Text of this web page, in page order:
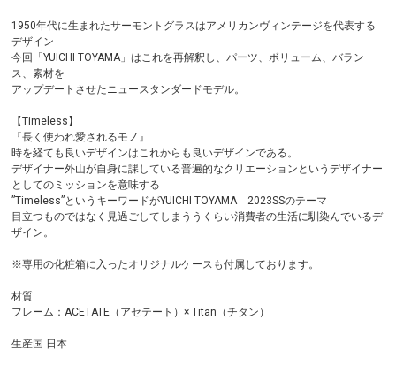
1950年代に生まれたサーモントグラスはアメリカンヴィンテージを代表する
デザイン
今回「YUICHI TOYAMA」はこれを再解釈し、パーツ、ボリューム、バラン
ス、素材を
アップデートさせたニュースタンダードモデル。
【Timeless】
『長く使われ愛されるモノ』
時を経ても良いデザインはこれからも良いデザインである。
デザイナー外山が自身に課している普遍的なクリエーションというデザイナー
としてのミッションを意味する
”Timeless”というキーワードがYUICHI TOYAMA 2023SSのテーマ
目立つものではなく見過ごしてしまううくらい消費者の生活に馴染んでいるデ
ザイン。
※専用の化粧箱に入ったオリジナルケースも付属しております。
材質
フレーム：ACETATE（アセテート）× Titan（チタン）
生産国 日本